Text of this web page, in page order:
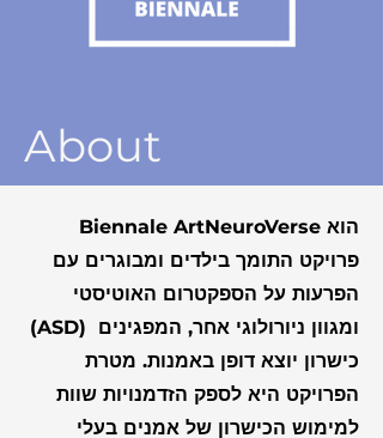
About
Biennale ArtNeuroVerse הוא
פרויקט התומך בילדים ומבוגרים עם
הפרעות על הספקטרום האוטיסטי
(ASD) ומגוון ניורולוגי אחר, המפגינים
כישרון יוצא דופן באמנות. מטרת
הפרויקט היא לספק הזדמנויות שוות
למימוש הכישרון של אמנים בעלי